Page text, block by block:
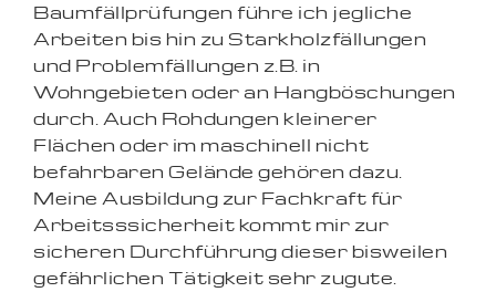
Baumfällprüfungen führe ich jegliche
Arbeiten bis hin zu Starkholzfällungen
und Problemfällungen z.B. in
Wohngebieten oder an Hangböschungen
durch. Auch Rohdungen kleinerer
Flächen oder im maschinell nicht
befahrbaren Gelände gehören dazu.
Meine Ausbildung zur Fachkraft für
Arbeitsssicherheit kommt mir zur
sicheren Durchführung dieser bisweilen
gefährlichen Tätigkeit sehr zugute.